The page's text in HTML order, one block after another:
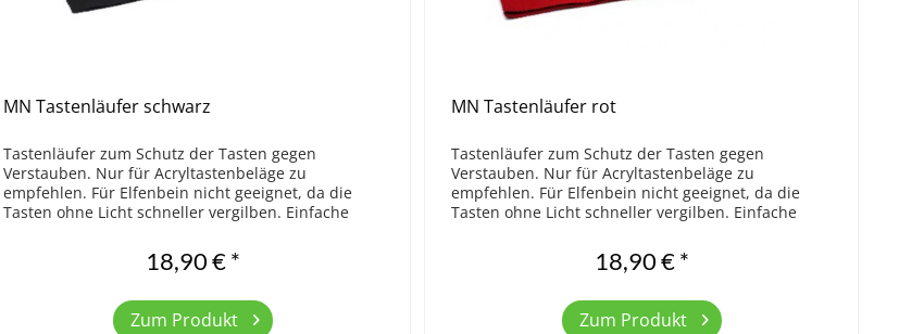
MN Tastenläufer schwarz
Tastenläufer zum Schutz der Tasten gegen
Verstauben. Nur für Acryltastenbeläge zu
empfehlen. Für Elfenbein nicht geeignet, da die
Tasten ohne Licht schneller vergilben. Einfache
18,90 € *
Zum Produkt
MN Tastenläufer rot
Tastenläufer zum Schutz der Tasten gegen
Verstauben. Nur für Acryltastenbeläge zu
empfehlen. Für Elfenbein nicht geeignet, da die
Tasten ohne Licht schneller vergilben. Einfache
18,90 € *
Zum Produkt